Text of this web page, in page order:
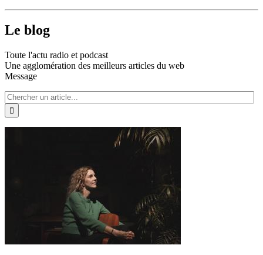
Le blog
Toute l'actu radio et podcast
Une agglomération des meilleurs articles du web
Message